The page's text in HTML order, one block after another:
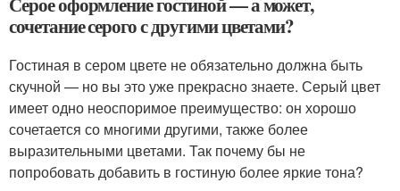
сочетание серого с другими цветами?
Гостиная в сером цвете не обязательно должна быть
скучной — но вы это уже прекрасно знаете. Серый цвет
имеет одно неоспоримое преимущество: он хорошо
сочетается со многими другими, также более
выразительными цветами. Так почему бы не
попробовать добавить в гостиную более яркие тона?